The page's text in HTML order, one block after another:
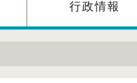
行政情報